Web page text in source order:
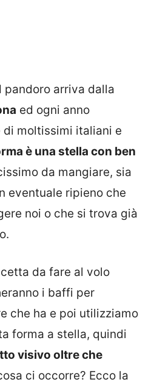
pandoro arriva dalla
ed ogni anno
moltissimi italiani e
è una stella con ben
da mangiare, sia
eventuale ripieno che
noi o che si trova già
da fare al volo
i baffi per
che ha e poi utilizziamo
forma a stella, quindi
visivo oltre che
ci occorre? Ecco la